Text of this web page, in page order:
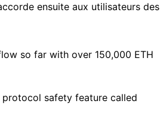
ensuite aux utilisateurs des
so far with over 150,000 ETH
safety feature called